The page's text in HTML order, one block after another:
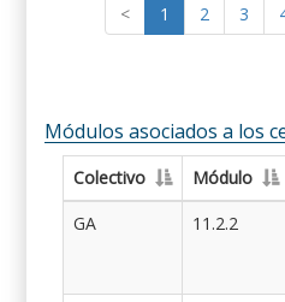
< 1 2 3
Módulos asociados a los
Colectivo Módulo
GA
11.2.2